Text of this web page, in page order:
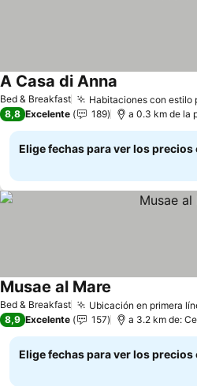
Bed & Breakfast Habitaciones con estilo
A Casa di Anna
8,8 Excelente 189 a 0.3 km de la
Elige fechas para ver los precios
Bed & Breakfast Ubicación en primera
Musae al Mare
8,9 Excelente 157 a 3.2 km de:
Elige fechas para ver los precios